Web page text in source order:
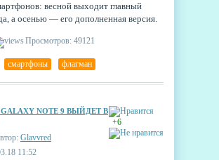
весной выходит главный
а осенью — его дополненная версия.
делятся приятными новостями по
новинки.
Просмотров: 49121
смартфоны флагман
+6
GALAXY NOTE 9 ВЫЙДЕТ В
Glavvred
11:52